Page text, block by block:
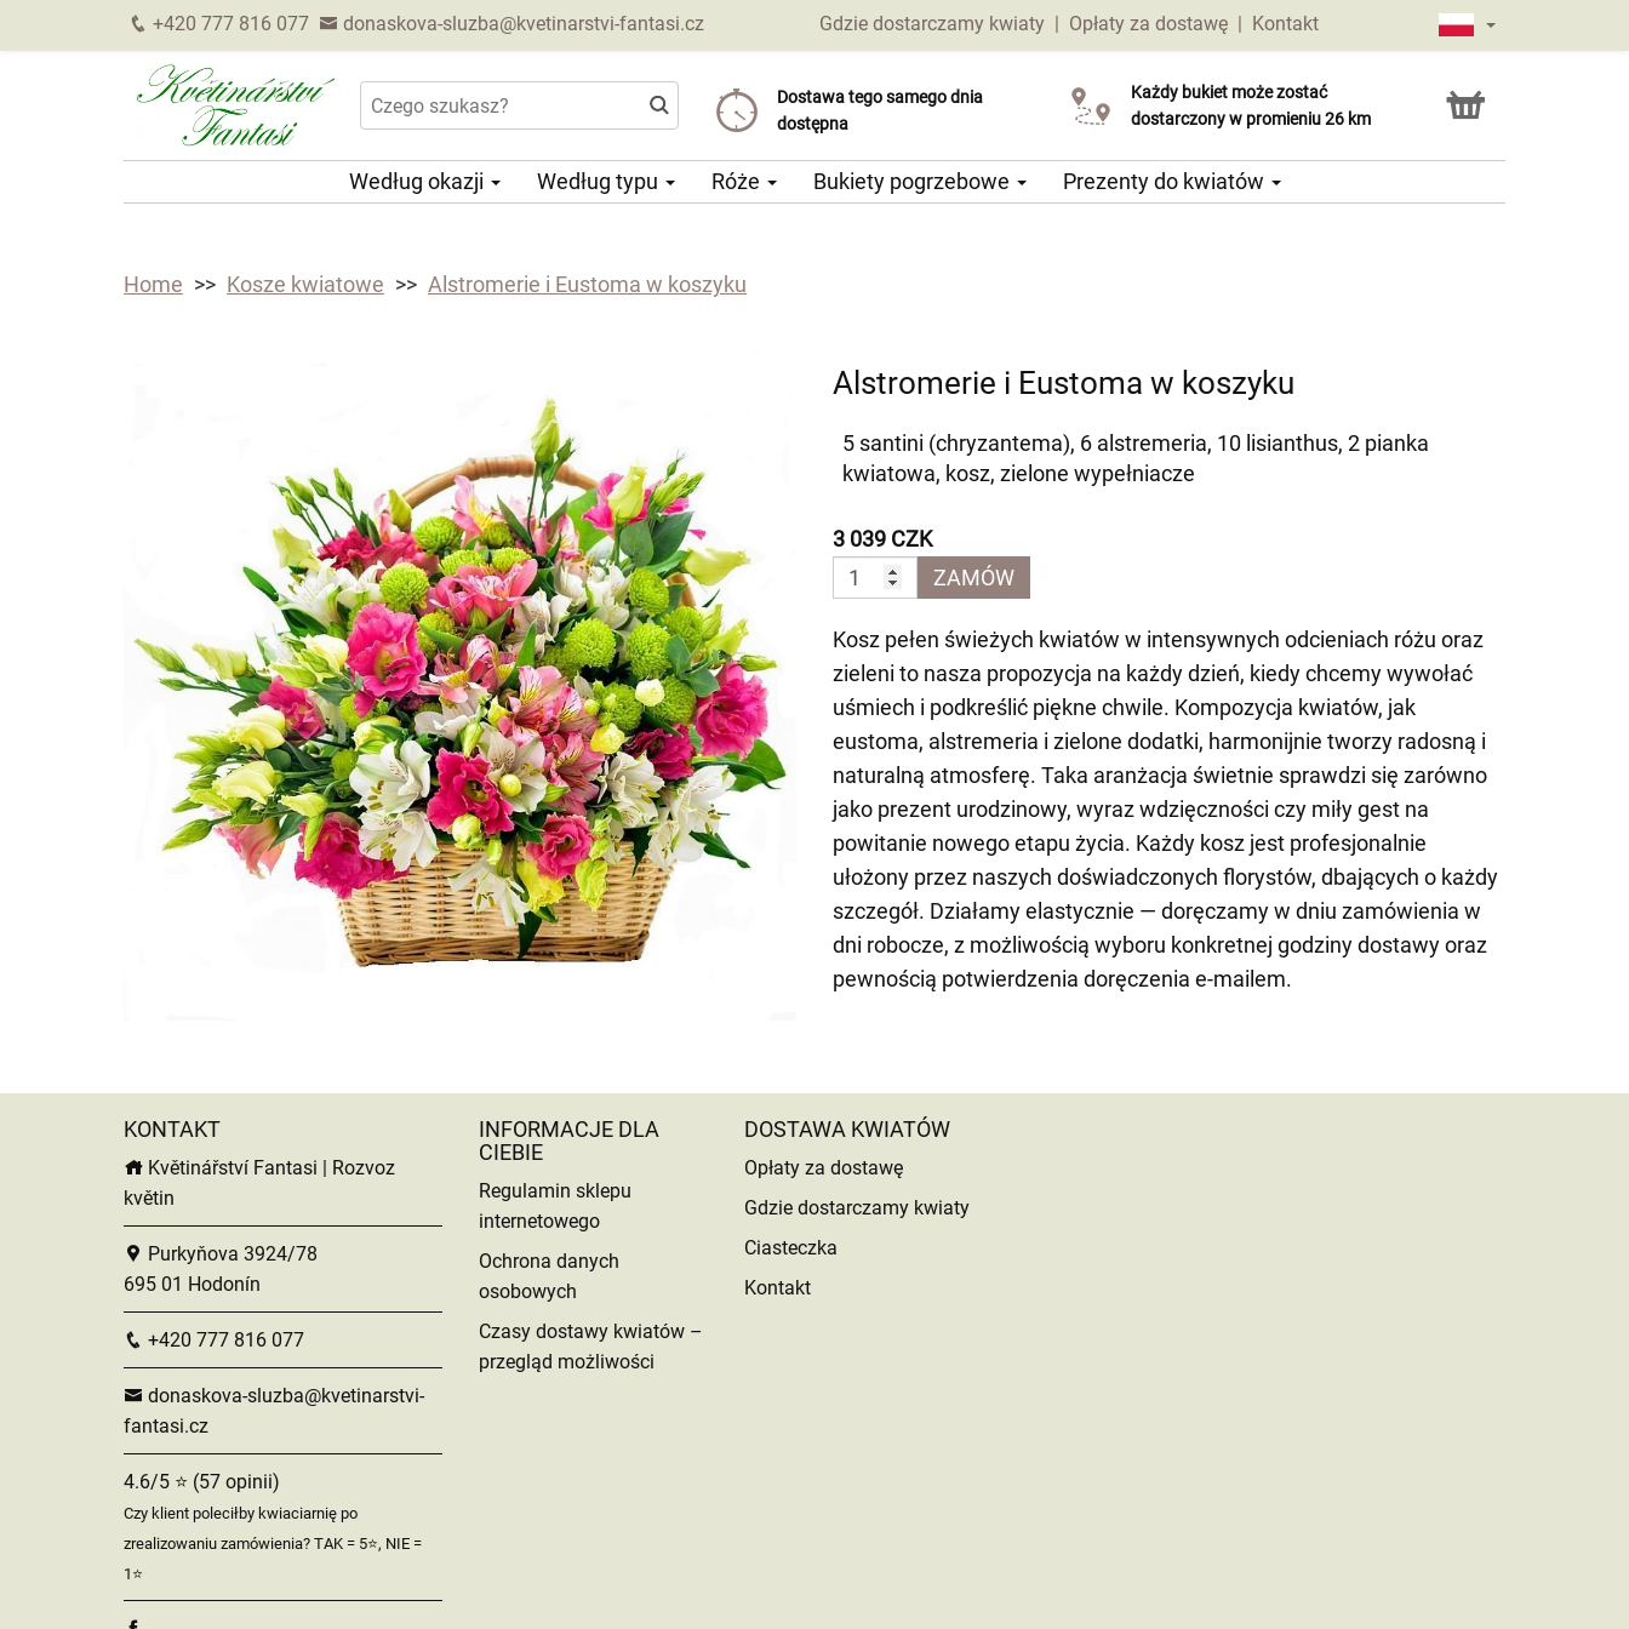
+420 777 816 077 donaskova-sluzba@kvetinarstvi-fantasi.cz Gdzie dostarczamy kwiaty | Opłaty za dostawę | Kontakt
Dostawa tego samego dnia
dostępna
Koszt dostawy już od 69 CZK
Wybierz datę dostawy
Każdy bukiet może zostać
dostarczony w promieniu 26 km
Usługa Click & Collect
Według okazji Według typu Róże Bukiety pogrzebowe Prezenty do kwiatów
Home Kosze kwiatowe Alstromerie i Eustoma w koszyku
Alstromerie i Eustoma w koszyku
5 santini (chryzantema), 6 alstremeria, 10 lisianthus, 2 pianka
kwiatowa, kosz, zielone wypełniacze
3 039 CZK
ZAMÓW
Kosz pełen świeżych kwiatów w intensywnych odcieniach różu oraz
zieleni to nasza propozycja na każdy dzień, kiedy chcemy wywołać
uśmiech i podkreślić piękne chwile. Kompozycja kwiatów, jak
eustoma, alstremeria i zielone dodatki, harmonijnie tworzy radosną i
naturalną atmosferę. Taka aranżacja świetnie sprawdzi się zarówno
jako prezent urodzinowy, wyraz wdzięczności czy miły gest na
powitanie nowego etapu życia. Każdy kosz jest profesjonalnie
ułożony przez naszych doświadczonych florystów, dbających o każdy
szczegół. Działamy elastycznie — doręczamy w dniu zamówienia w
dni robocze, z możliwością wyboru konkretnej godziny dostawy oraz
pewnością potwierdzenia doręczenia e-mailem.
KONTAKT
Květinářství Fantasi | Rozvoz
květin
Purkyňova 3924/78
695 01 Hodonín
+420 777 816 077
donaskova-sluzba@kvetinarstvi-
fantasi.cz
4.6/5 ⭐ (57 opinii)
Czy klient poleciłby kwiaciarnię po
zrealizowaniu zamówienia? TAK = 5⭐, NIE =
1⭐
INFORMACJE DLA
CIEBIE
Regulamin sklepu
internetowego
Ochrona danych
osobowych
Czasy dostawy kwiatów –
przegląd możliwości
DOSTAWA KWIATÓW
Opłaty za dostawę
Gdzie dostarczamy kwiaty
Ciasteczka
Kontakt